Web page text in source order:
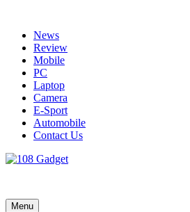
contentNews
Review
Mobile
PC
Laptop
Camera
E-Sport
Automobile
Contact Us
Menu